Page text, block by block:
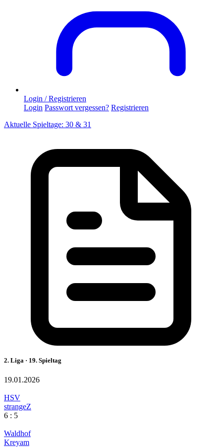
Login / Registrieren
Login Passwort vergessen? Registrieren
Aktuelle Spieltage: 30 & 31
2. Liga · 19. Spieltag
19.01.2026
HSV
strangeZ
6 : 5
Waldhof
Kreyam